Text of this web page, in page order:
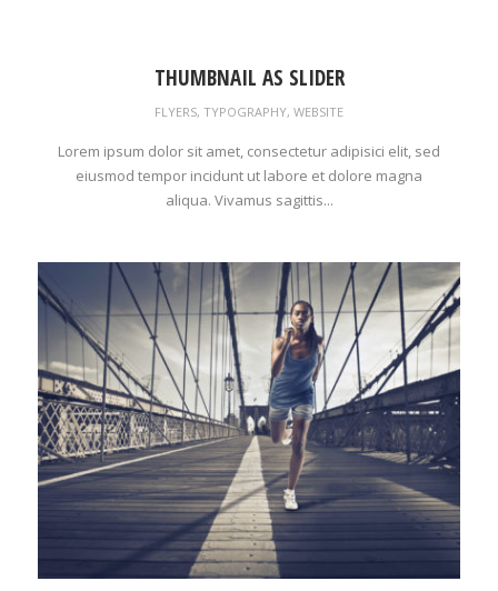
THUMBNAIL AS SLIDER
FLYERS, TYPOGRAPHY, WEBSITE
Lorem ipsum dolor sit amet, consectetur adipisici elit, sed
eiusmod tempor incidunt ut labore et dolore magna
aliqua. Vivamus sagittis...